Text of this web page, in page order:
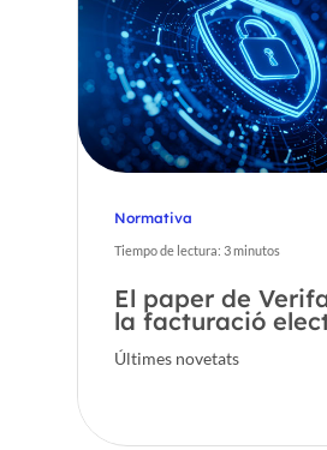
Normativa
Tiempo de lectura: 3minutos
El paper de
la facturació
Últimes novetats